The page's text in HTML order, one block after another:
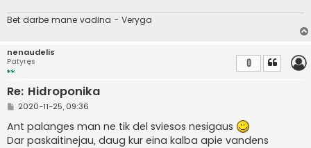
n
ė
Bet darbe mane vadina - Veryga
nenaudelis
Patyręs
Re: Hidroponika
0
S
a
n
d
2020-11-25, 09:36
Ant palanges man ne tik del sviesos nesigaus
Dar paskaitinejau, daug kur eina kalba apie vandens